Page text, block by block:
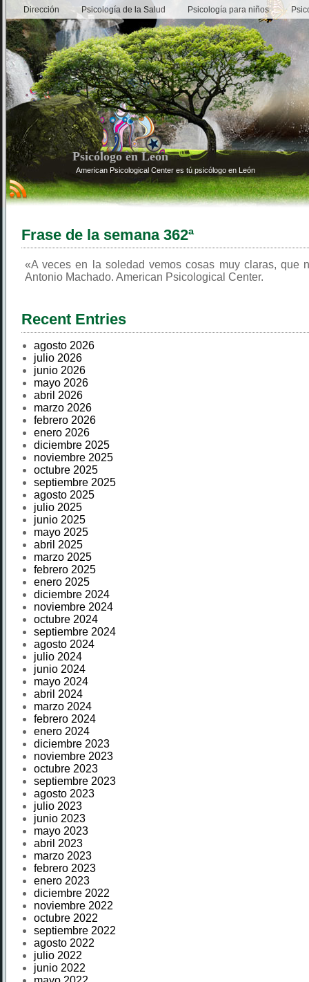
Dirección Psicología de la Salud Psicología para niños
Psicólogo en León
American Psicological Center es tú psicólogo en León
Frase de la semana 362ª
«A veces en la soledad vemos cosas muy claras, que
Antonio Machado. American Psicological Center.
Recent Entries
agosto 2026
julio 2026
junio 2026
mayo 2026
abril 2026
marzo 2026
febrero 2026
enero 2026
diciembre 2025
noviembre 2025
octubre 2025
septiembre 2025
agosto 2025
julio 2025
junio 2025
mayo 2025
abril 2025
marzo 2025
febrero 2025
enero 2025
diciembre 2024
noviembre 2024
octubre 2024
septiembre 2024
agosto 2024
julio 2024
junio 2024
mayo 2024
abril 2024
marzo 2024
febrero 2024
enero 2024
diciembre 2023
noviembre 2023
octubre 2023
septiembre 2023
agosto 2023
julio 2023
junio 2023
mayo 2023
abril 2023
marzo 2023
febrero 2023
enero 2023
diciembre 2022
noviembre 2022
octubre 2022
septiembre 2022
agosto 2022
julio 2022
junio 2022